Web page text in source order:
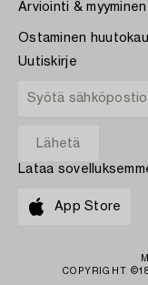
Arviointi & myyminen
Ostaminen
Uutiskirje
Lataa
App Store
COPYRIGHT